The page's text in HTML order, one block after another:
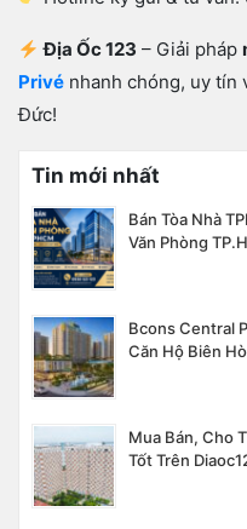
Địa Ốc 123 – Giải pháp
Privé nhanh chóng, uy tín
Đức!
Tin mới nhất
Bán Tòa Nhà
Văn Phòng
Bcons Central
Căn Hộ Biên
Mua Bán, Cho
Tốt Trên